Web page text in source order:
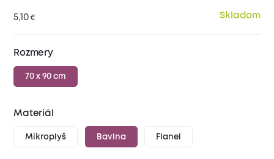
5,10€ Skladom
Rozmery
70 x 90 cm
Materiál
Mikroplyš Bavlna Flanel